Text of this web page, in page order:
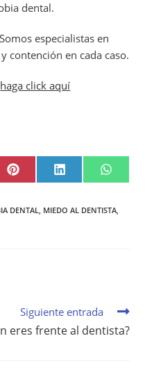
dental.
especialistas en
contención en cada caso.
haga click aquí
P
I
E
R
L
I
E
D
W
H
S
A
DENTAL, MIEDO AL DENTISTA,
Siguiente entrada
eres frente al dentista?